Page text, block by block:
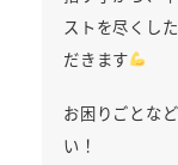
ストを尽くし
だきます
お困りごとな
い！